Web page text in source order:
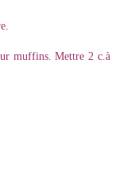
muffins. Mettre 2 c.à